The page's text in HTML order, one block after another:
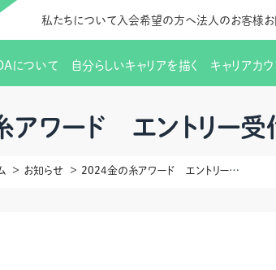
私たちについて 入会希望の方へ法人のお客様
について
のビジョン 理事長か
自分らしいキャリアを描く キャリアカ
会のご案内 会員向け
部のご紹介 支部・地
修情報（お知らせ） 更新講習
更新講習・スキルアップ）
ワード エントリー受付
お知らせ 2024金の糸アワード エントリー受付中！！